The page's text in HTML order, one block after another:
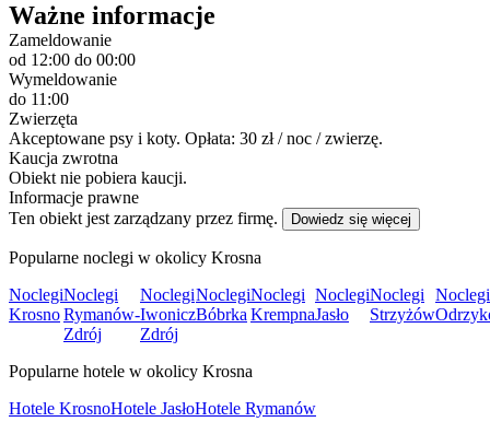
Ważne informacje
Zameldowanie
od 12:00 do 00:00
Wymeldowanie
do 11:00
Zwierzęta
Akceptowane psy i koty. Opłata: 30 zł / noc / zwierzę.
Kaucja zwrotna
Obiekt nie pobiera kaucji.
Informacje prawne
Ten obiekt jest zarządzany przez firmę.
Dowiedz się więcej
Popularne noclegi w okolicy Krosna
Noclegi
Krosno
Noclegi
Rymanów-
Zdrój
Noclegi
Iwonicz
Zdrój
Noclegi
Bóbrka
Noclegi
Krempna
Noclegi
Jasło
Noclegi
Strzyżów
Noclegi
Popularne hotele w okolicy Krosna
Hotele KrosnoHotele JasłoHotele Rymanów